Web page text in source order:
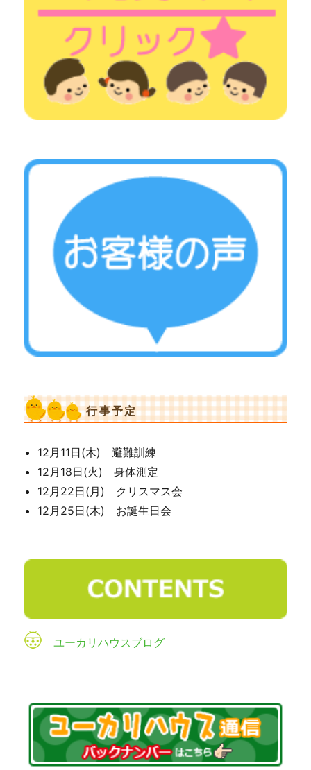
行事予定
12月11日(木) 避難訓練
12月18日(火) 身体測定
12月22日(月) クリスマス会
12月25日(木) お誕生日会
ユーカリハウスブログ